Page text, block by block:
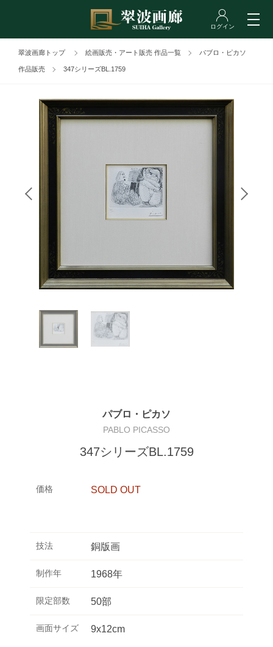
翠波画廊トップ 絵画販売・アート販売 作品一覧 パブロ・ピカソ
作品販売 347シリーズBL.1759
パブロ・ピカソ
PABLO PICASSO
347シリーズBL.1759
価格 SOLD OUT
技法 銅版画
制作年 1968年
限定部数 50部
画面サイズ 9x12cm